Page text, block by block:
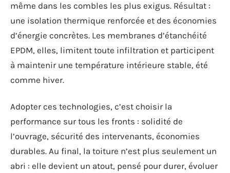
même dans les combles les plus exigus. Résultat :
une isolation thermique renforcée et des économies
d’énergie concrètes. Les membranes d’étanchéité
EPDM, elles, limitent toute infiltration et participent
à maintenir une température intérieure stable, été
comme hiver.
Adopter ces technologies, c’est choisir la
performance sur tous les fronts : solidité de
l’ouvrage, sécurité des intervenants, économies
durables. Au final, la toiture n’est plus seulement un
abri : elle devient un atout, pensé pour durer, évoluer